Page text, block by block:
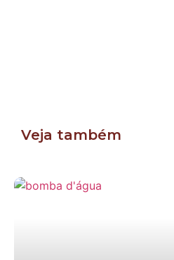
Veja também